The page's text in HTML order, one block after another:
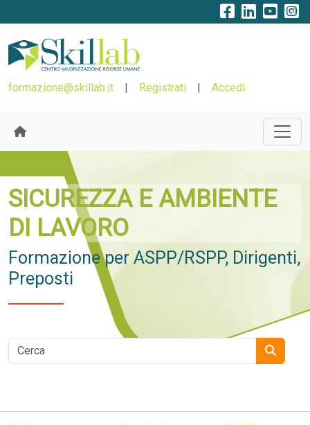
formazione@skillab.it | Registrati | Accedi
SICUREZZA E AMBIENTE
DI LAVORO
Formazione per ASPP/RSPP, Dirigenti,
Preposti